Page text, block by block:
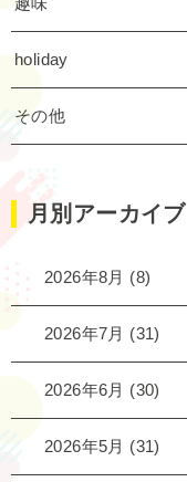
holiday
その他
月別アーカイブ
2026年8月 (8)
2026年7月 (31)
2026年6月 (30)
2026年5月 (31)